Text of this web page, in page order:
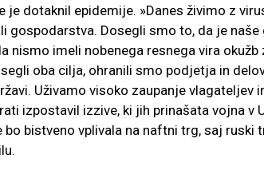
je dotaknil epidemije. »Danes živimo z
gospodarstva. Dosegli smo to, da je
nismo imeli nobenega resnega vira
oba cilja, ohranili smo podjetja in
Uživamo visoko zaupanje vlagateljev
izpostavil izzive, ki jih prinašata vojna v
bo bistveno vplivala na naftni trg, saj